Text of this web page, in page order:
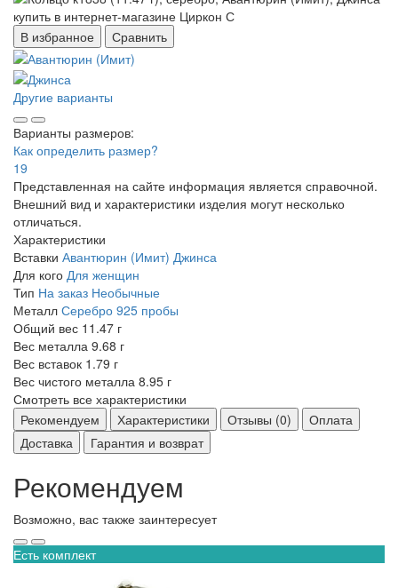
В избранное Сравнить
Другие варианты
Варианты размеров:
Как определить размер?
19
Представленная на сайте информация является справочной.
Внешний вид и характеристики изделия могут несколько
отличаться.
Характеристики
Вставки Авантюрин (Имит) Джинса
Для кого Для женщин
Тип На заказ Необычные
Металл Серебро 925 пробы
Общий вес 11.47 г
Вес металла 9.68 г
Вес вставок 1.79 г
Вес чистого металла 8.95 г
Смотреть все характеристики
Рекомендуем
Характеристики Отзывы (0)
Оплата
Доставка
Гарантия и возврат
Рекомендуем
Возможно, вас также заинтересует
Есть комплект